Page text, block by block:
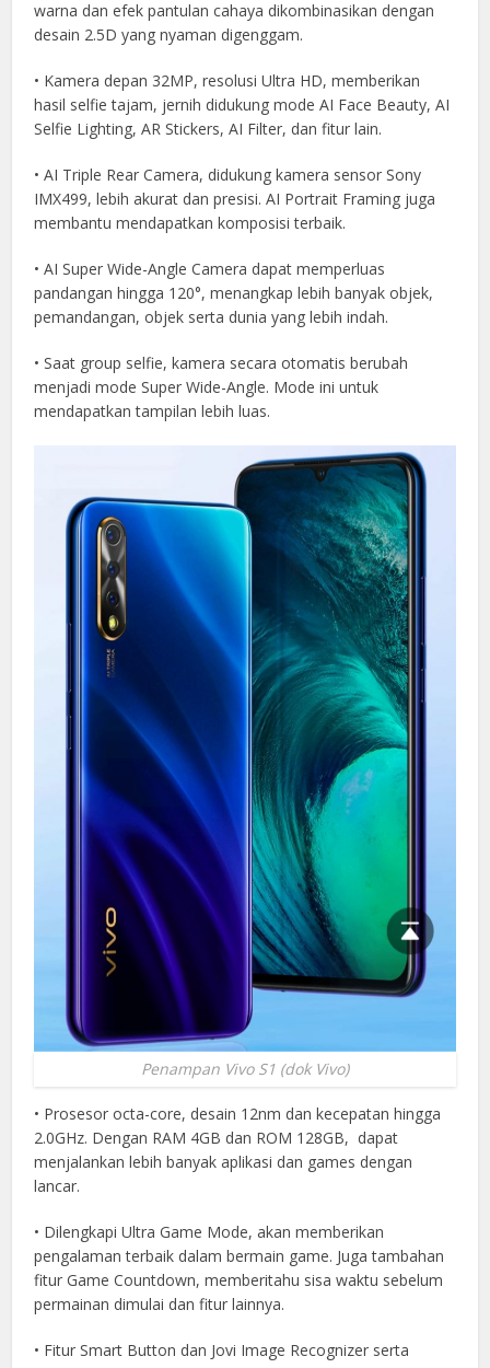
warna dan efek pantulan cahaya dikombinasikan dengan
desain 2.5D yang nyaman digenggam.
• Kamera depan 32MP, resolusi Ultra HD, memberikan
hasil selfie tajam, jernih didukung mode AI Face Beauty, AI
Selfie Lighting, AR Stickers, AI Filter, dan fitur lain.
• AI Triple Rear Camera, didukung kamera sensor Sony
IMX499, lebih akurat dan presisi. AI Portrait Framing juga
membantu mendapatkan komposisi terbaik.
• AI Super Wide-Angle Camera dapat memperluas
pandangan hingga 120°, menangkap lebih banyak objek,
pemandangan, objek serta dunia yang lebih indah.
• Saat group selfie, kamera secara otomatis berubah
menjadi mode Super Wide-Angle. Mode ini untuk
mendapatkan tampilan lebih luas.
Penampan Vivo S1 (dok Vivo)
• Prosesor octa-core, desain 12nm dan kecepatan hingga
2.0GHz. Dengan RAM 4GB dan ROM 128GB, dapat
menjalankan lebih banyak aplikasi dan games dengan
lancar.
• Dilengkapi Ultra Game Mode, akan memberikan
pengalaman terbaik dalam bermain game. Juga tambahan
fitur Game Countdown, memberitahu sisa waktu sebelum
permainan dimulai dan fitur lainnya.
• Fitur Smart Button dan Jovi Image Recognizer serta